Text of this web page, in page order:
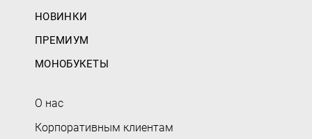
НОВИНКИ
ПРЕМИУМ
МОНОБУКЕТЫ
О нас
Корпоративным клиентам